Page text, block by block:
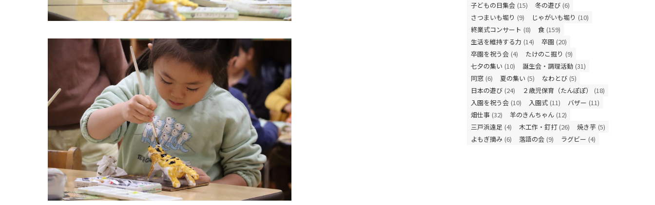
子どもの日集会 (15) 冬の遊び (6)
さつまいも堀り (9) じゃがいも堀り (10)
終業式コンサート (8) 食 (159)
生活を維持する力 (14) 卒園 (20)
卒園を祝う会 (4) たけのこ掘り (9)
七夕の集い (10) 誕生会・調理活動 (31)
同窓 (6) 夏の集い (5) なわとび (5)
日本の遊び (24) ２歳児保育（たんぽぽ）
(18)
入園を祝う会 (10) 入園式 (11) バザー (11)
畑仕事 (32) 羊のきんちゃん (12)
三戸浜遠足 (4) 木工作・釘打 (26) 焼き芋 (5)
よもぎ摘み (6) 落語の会 (9) ラグビー (4)